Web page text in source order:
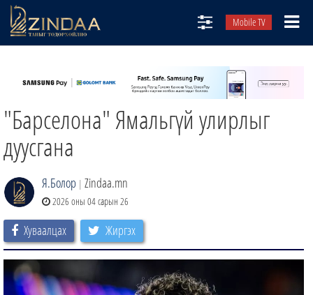
Mobile TV
ТВ8
ӨГЛӨӨНИЙ СОНИН
АУДИО ЗОХИОЛ
ЗИНДАА СЭТГҮҮЛ
"Барселона" Ямальгүй улирлыг
дуусгана
Я.Болор | Zindaa.mn
2026 оны 04 сарын 26
Хуваалцах Жиргэх